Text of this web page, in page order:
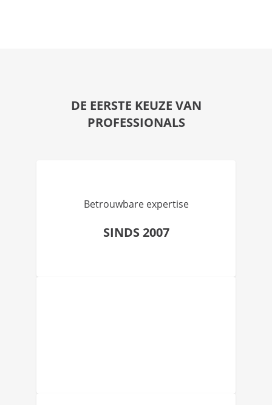
DE EERSTE KEUZE VAN
PROFESSIONALS
Betrouwbare expertise
SINDS 2007